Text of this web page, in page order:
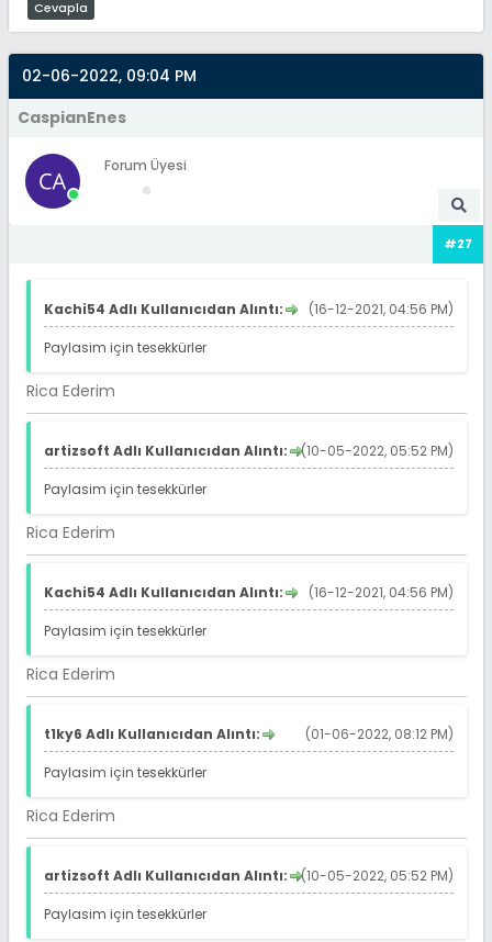
Cevapla
02-06-2022, 09:04 PM
CaspianEnes
Forum Üyesi
#27
(16-12-2021, 04:56 PM)
Kachi54 Adlı Kullanıcıdan Alıntı:
Paylasim için tesekkürler
Rica Ederim
(10-05-2022, 05:52 PM)
artizsoft Adlı Kullanıcıdan Alıntı:
Paylasim için tesekkürler
Rica Ederim
(16-12-2021, 04:56 PM)
Kachi54 Adlı Kullanıcıdan Alıntı:
Paylasim için tesekkürler
Rica Ederim
(01-06-2022, 08:12 PM)
t1ky6 Adlı Kullanıcıdan Alıntı:
Paylasim için tesekkürler
Rica Ederim
(10-05-2022, 05:52 PM)
artizsoft Adlı Kullanıcıdan Alıntı:
Paylasim için tesekkürler